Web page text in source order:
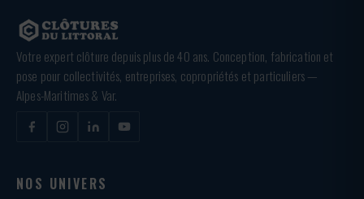
Votre expert clôture depuis plus de 40 ans. Conception, fabrication et
pose pour collectivités, entreprises, copropriétés et particuliers —
Alpes-Maritimes & Var.
NOS UNIVERS